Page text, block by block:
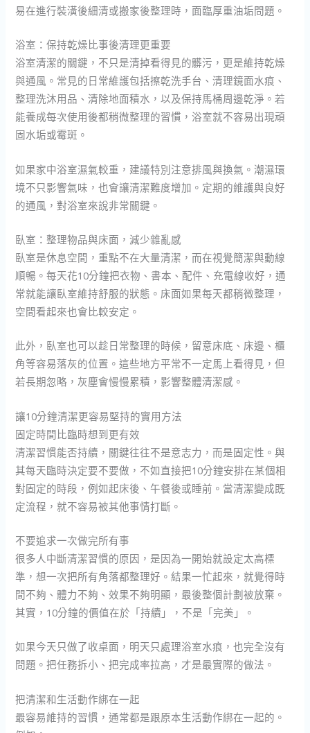
易在進行裝潢後細清或搬家後整理時，面臨厚重油垢問題。
浴室：保持乾燥比事後清理更重要
浴室清潔的關鍵，不只是清掉看得見的髒污，更是維持乾燥
與通風。常見的日常維護包括擦乾洗手台、清理鏡面水痕、
整理洗沐用品、清除地面積水，以及保持馬桶周邊乾淨。若
能養成每次使用後都稍微整理的習慣，浴室就不容易出現頑
固水垢或霉斑。
如果家中浴室濕氣較重，建議特別注意排風與換氣。潮濕環
境不只影響氣味，也會讓清潔難度增加。定期的維護與良好
的通風，對浴室來說非常關鍵。
臥室：整理物品與床面，減少雜亂感
臥室是休息空間，重點不在大量清潔，而在視覺簡潔與動線
順暢。每天花10分鐘把衣物、書本、配件、充電線收好，通
常就能讓臥室維持舒服的狀態。床面如果每天都稍微整理，
空間看起來也會比較安定。
此外，臥室也可以趁日常整理的時候，留意床底、床邊、櫃
角等容易落灰的位置。這些地方平常不一定馬上看得見，但
若長期忽略，灰塵會慢慢累積，影響整體清潔感。
讓10分鐘清潔更容易堅持的實用方法
固定時間比臨時想到更有效
清潔習慣能否持續，關鍵往往不是意志力，而是固定性。與
其每天臨時決定要不要做，不如直接把10分鐘安排在某個相
對固定的時段，例如起床後、午餐後或睡前。當清潔變成既
定流程，就不容易被其他事情打斷。
不要追求一次做完所有事
很多人中斷清潔習慣的原因，是因為一開始就設定太高標
準，想一次把所有角落都整理好。結果一忙起來，就覺得時
間不夠、體力不夠、效果不夠明顯，最後整個計劃被放棄。
其實，10分鐘的價值在於「持續」，不是「完美」。
如果今天只做了收桌面，明天只處理浴室水痕，也完全沒有
問題。把任務拆小、把完成率拉高，才是最實際的做法。
把清潔和生活動作綁在一起
最容易維持的習慣，通常都是跟原本生活動作綁在一起的。